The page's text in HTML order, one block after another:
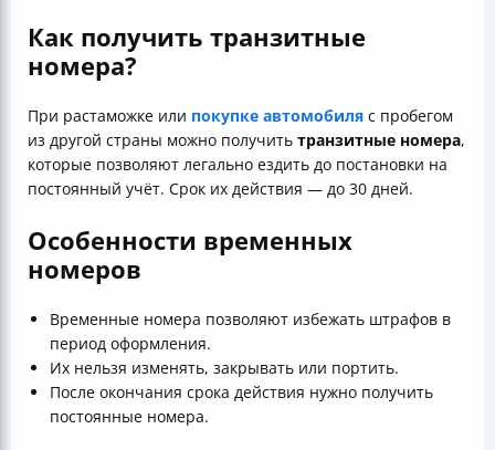
Как получить транзитные
номера?
При растаможке или покупке автомобиля с пробегом
из другой страны можно получить транзитные номера,
которые позволяют легально ездить до постановки на
постоянный учёт. Срок их действия — до 30 дней.
Особенности временных
номеров
Временные номера позволяют избежать штрафов в
период оформления.
Их нельзя изменять, закрывать или портить.
После окончания срока действия нужно получить
постоянные номера.